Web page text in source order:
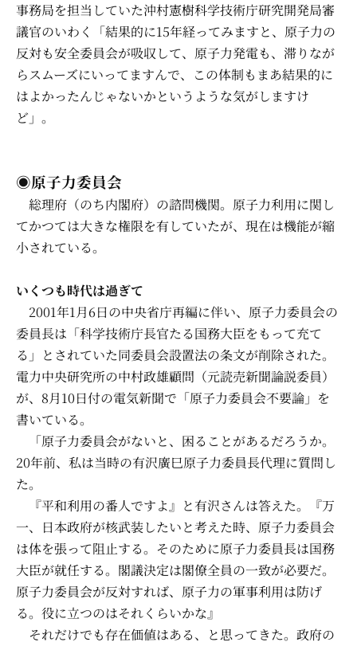
事務局を担当していた沖村憲樹科学技術庁研究開発局審
議官のいわく「結果的に15年経ってみますと、原子力の
反対も安全委員会が吸収して、原子力発電も、滞りなが
らスムーズにいってますんで、この体制もまあ結果的に
はよかったんじゃないかというような気がしますけ
ど」。
◉原子力委員会
総理府（のち内閣府）の諮問機関。原子力利用に関し
てかつては大きな権限を有していたが、現在は機能が縮
小されている。
いくつも時代は過ぎて
2001年1月6日の中央省庁再編に伴い、原子力委員会の
委員長は「科学技術庁長官たる国務大臣をもって充て
る」とされていた同委員会設置法の条文が削除された。
電力中央研究所の中村政雄顧問（元読売新聞論説委員）
が、8月10日付の電気新聞で「原子力委員会不要論」を
書いている。
「原子力委員会がないと、困ることがあるだろうか。
20年前、私は当時の有沢廣巳原子力委員長代理に質問し
た。
『平和利用の番人ですよ』と有沢さんは答えた。『万
一、日本政府が核武装したいと考えた時、原子力委員会
は体を張って阻止する。そのために原子力委員長は国務
大臣が就任する。閣議決定は閣僚全員の一致が必要だ。
原子力委員会が反対すれば、原子力の軍事利用は防げ
る。役に立つのはそれくらいかな』
それだけでも存在価値はある、と思ってきた。政府の